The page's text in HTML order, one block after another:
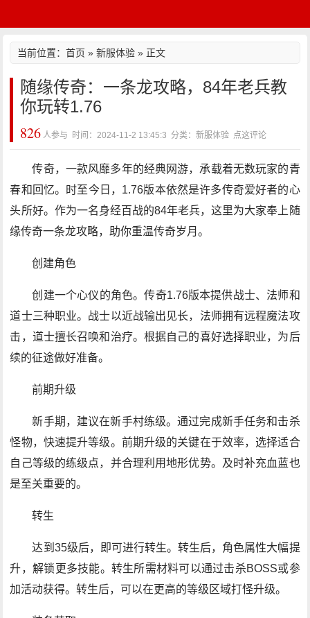
当前位置：首页 »新服体验 » 正文
随缘传奇：一条龙攻略，84年老兵教
你玩转1.76
826 人参与 时间：2024-11-2 13:45:3 分类：新服体验 点这评论
传奇，一款风靡多年的经典网游，承载着无数玩家的青
春和回忆。时至今日，1.76版本依然是许多传奇爱好者的心
头所好。作为一名身经百战的84年老兵，这里为大家奉上随
缘传奇一条龙攻略，助你重温传奇岁月。
创建角色
创建一个心仪的角色。传奇1.76版本提供战士、法师和
道士三种职业。战士以近战输出见长，法师拥有远程魔法攻
击，道士擅长召唤和治疗。根据自己的喜好选择职业，为后
续的征途做好准备。
前期升级
新手期，建议在新手村练级。通过完成新手任务和击杀
怪物，快速提升等级。前期升级的关键在于效率，选择适合
自己等级的练级点，并合理利用地形优势。及时补充血蓝也
是至关重要的。
转生
达到35级后，即可进行转生。转生后，角色属性大幅提
升，解锁更多技能。转生所需材料可以通过击杀BOSS或参
加活动获得。转生后，可以在更高的等级区域打怪升级。